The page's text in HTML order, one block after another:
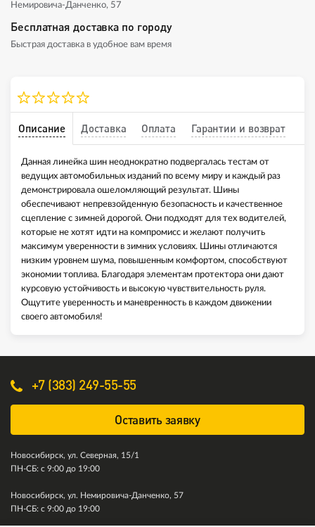
Немировича-Данченко, 57
Бесплатная доставка по городу
Быстрая доставка в удобное вам время
Описание Доставка Оплата Гарантии и возврат
Данная линейка шин неоднократно подвергалась тестам от
ведущих автомобильных изданий по всему миру и каждый раз
демонстрировала ошеломляющий результат. Шины
обеспечивают непревзойденную безопасность и качественное
сцепление с зимней дорогой. Они подходят для тех водителей,
которые не хотят идти на компромисс и желают получить
максимум уверенности в зимних условиях. Шины отличаются
низким уровнем шума, повышенным комфортом, способствуют
экономии топлива. Благодаря элементам протектора они дают
курсовую устойчивость и высокую чувствительность руля.
Ощутите уверенность и маневренность в каждом движении
своего автомобиля!
+7 (383) 249-55-55
Оставить заявку
Новосибирск, ул. Северная, 15/1
ПН-СБ: с 9:00 до 19:00
Новосибирск, ул. Немировича-Данченко, 57
ПН-СБ: с 9:00 до 19:00